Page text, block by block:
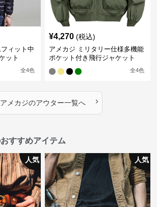
ィット中
ット
全4色
¥4,270 (税込)
アメカジ ミリタリー仕様多機能
ポケット付き飛行ジャケット
全4色
アメカジのアウター一覧へ ›
すすめアイテム
人気 人気